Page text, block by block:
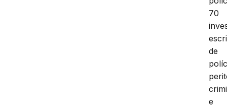
70
de
e